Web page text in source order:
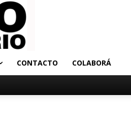
CONTACTO COLABORÁ